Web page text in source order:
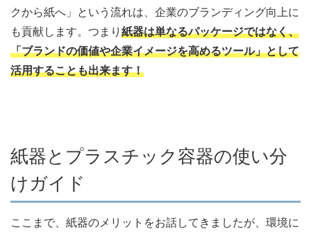
クから紙へ」という流れは、企業のブランディング向上に
も貢献します。つまり 紙器は単なるパッケージではなく、
「ブランドの価値や企業イメージを高めるツール」として
活用することも出来ます！
紙器とプラスチック容器の使い分
けガイド
ここまで、紙器のメリットをお話してきましたが、環境に